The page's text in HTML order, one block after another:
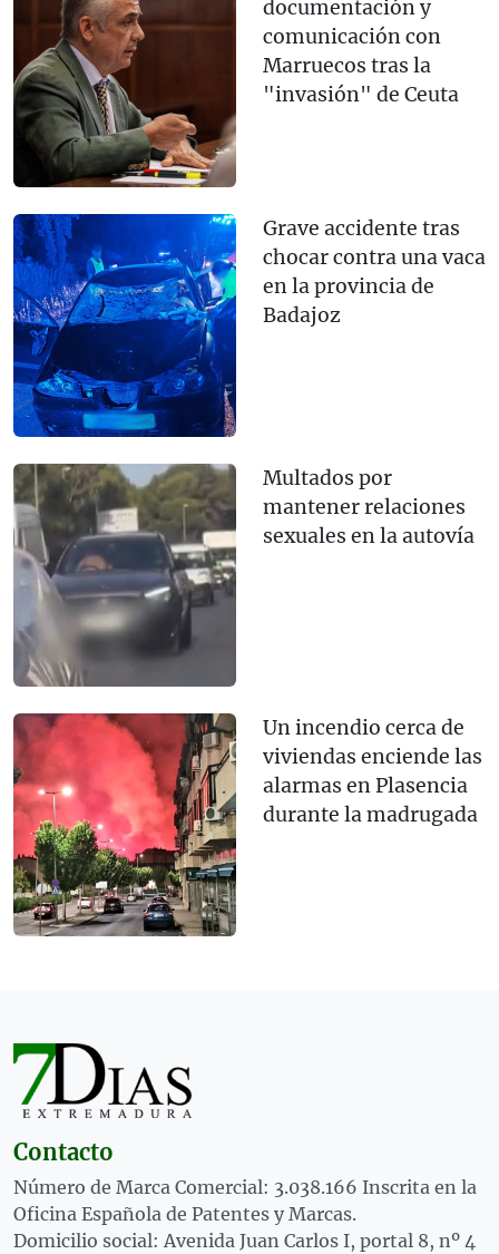
documentación y
comunicación con
Marruecos tras la
"invasión" de Ceuta
Grave accidente tras
chocar contra una vaca
en la provincia de
Badajoz
Multados por
mantener relaciones
sexuales en la autovía
Un incendio cerca de
viviendas enciende las
alarmas en Plasencia
durante la madrugada
Contacto
Número de Marca Comercial: 3.038.166 Inscrita en la
Oficina Española de Patentes y Marcas.
Domicilio social: Avenida Juan Carlos I, portal 8, nº 4